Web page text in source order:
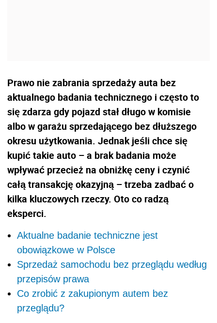
Prawo nie zabrania sprzedaży auta bez
aktualnego badania technicznego i często to
się zdarza gdy pojazd stał długo w komisie
albo w garażu sprzedającego bez dłuższego
okresu użytkowania. Jednak jeśli chce się
kupić takie auto – a brak badania może
wpływać przecież na obniżkę ceny i czynić
całą transakcję okazyjną – trzeba zadbać o
kilka kluczowych rzeczy. Oto co radzą
eksperci.
Aktualne badanie techniczne jest
obowiązkowe w Polsce
Sprzedaż samochodu bez przeglądu według
przepisów prawa
Co zrobić z zakupionym autem bez
przeglądu?